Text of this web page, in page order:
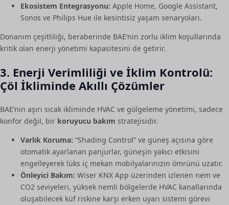
Ekosistem Entegrasyonu: Apple Home, Google Assistant,
Sonos ve Philips Hue ile kesintisiz yaşam senaryoları.
Donanım çeşitliliği, beraberinde BAE’nin zorlu iklim koşullarında
kritik olan enerji yönetimi kapasitesini de getirir.
3. Enerji Verimliliği ve İklim Kontrolü:
Çöl İkliminde Akıllı Çözümler
BAE’nin aşırı sıcak ikliminde HVAC ve gölgeleme yönetimi, sadece
konfor değil, bir koruyucu bakım stratejisidir.
Varlık Koruma: “Shading Control” ve güneş açısına göre
otomatik ayarlanan panjurlar, güneşin yakıcı etkisini
engelleyerek lüks iç mekan mobilyalarınızın ömrünü uzatır.
Önleyici Bakım: Wiser KNX App üzerinden izlenen nem ve
CO2 seviyeleri, yüksek nemli bölgelerde HVAC kanallarında
oluşabilecek küf riskine karşı erken uyarı sistemi görevi